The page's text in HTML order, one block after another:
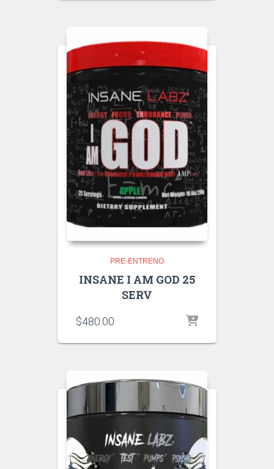
PRE-ENTRENO
INSANE I AM GOD 25
SERV
$480.00